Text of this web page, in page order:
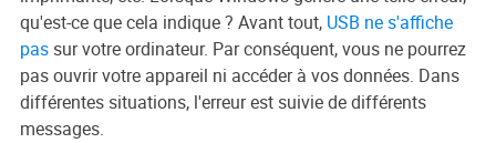
qu'est-ce que cela indique ? Avant tout, USB ne s'affiche
passur votre ordinateur. Par conséquent, vous ne pourrez
pas ouvrir votre appareil ni accéder à vos données. Dans
différentes situations, l'erreur est suivie de différents
messages.